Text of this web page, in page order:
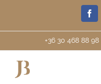
content
+36 30 468 88 98